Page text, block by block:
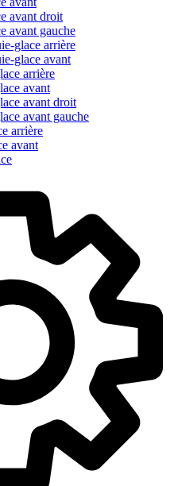
avant droit
avant gauche
glace arrière
glace avant
arrière
avant
avant droit
avant gauche
arrière
avant